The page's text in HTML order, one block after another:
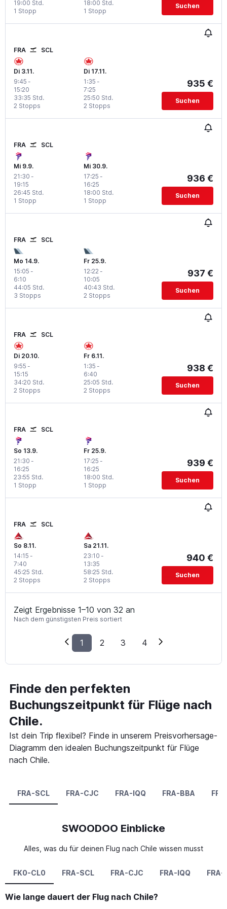
1 Stopp
19:00 Std.
1 Stopp
18:00 Std. Suchen
FRA SCL
Di 3.11.
9:45 -
15:20
2 Stopps
33:35 Std.
Di 17.11.
1:35 -
7:25
2 Stopps
25:50 Std.
935 €
Suchen
FRA SCL
Mi 9.9.
21:30 -
19:15
1 Stopp
26:45 Std.
Mi 30.9.
17:25 -
16:25
1 Stopp
18:00 Std.
936 €
Suchen
FRA SCL
Mo 14.9.
15:05 -
6:10
3 Stopps
44:05 Std.
Fr 25.9.
12:22 -
10:05
2 Stopps
40:43 Std.
937 €
Suchen
FRA SCL
Di 20.10.
9:55 -
15:15
2 Stopps
34:20 Std.
Fr 6.11.
1:35 -
6:40
2 Stopps
25:05 Std.
938 €
Suchen
FRA SCL
So 13.9.
21:30 -
16:25
1 Stopp
23:55 Std.
Fr 25.9.
17:25 -
16:25
1 Stopp
18:00 Std.
939 €
Suchen
FRA SCL
So 8.11.
14:15 -
7:40
2 Stopps
45:25 Std.
Sa 21.11.
23:10 -
13:35
2 Stopps
58:25 Std.
940 €
Suchen
Zeigt Ergebnisse 1–10 von 32 an
Nach dem günstigsten Preis sortiert
1 2 3 4
Finde den perfekten
Buchungszeitpunkt für Flüge nach
Chile.
Ist dein Trip flexibel? Finde in unserem Preisvorhersage-
Diagramm den idealen Buchungszeitpunkt für Flüge
nach Chile.
FRA-SCL FRA-CJC FRA-IQQ FRA-BBA
SWOODOO Einblicke
Alles, was du für deinen Flug nach Chile wissen musst
FK0-CL0 FRA-SCL FRA-CJC FRA-IQQ FRA-
Wie lange dauert der Flug nach Chile?